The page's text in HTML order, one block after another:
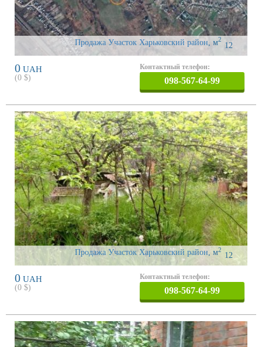
Продажа Участок Харьковский район 12
м2
0 UAH
(0 $)
Контактный телефон:
098-567-64-99
Продажа Участок Харьковский район, 12
м2
0 UAH
(0 $)
Контактный телефон:
098-567-64-99